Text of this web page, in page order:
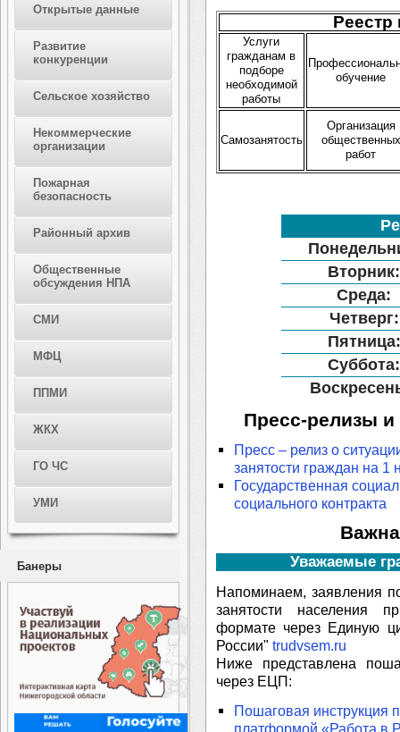
Открытые данные
Развитие
конкуренции
Сельское хозяйство
Некоммерческие
организации
Пожарная
безопасность
Районный архив
Общественные
обсуждения НПА
СМИ
МФЦ
ППМИ
ЖКХ
ГО ЧС
УМИ
Банеры
Реестр
Услуги
гражданам в
подборе
необходимой
работы
обучение
Самозанятость
Организация
общественных
работ
Вторник:
Среда:
Четверг:
Пятница:
Суббота:
Пресс-релизы
Пресс – релиз о
занятости граждан на 1
Государственная
социального контракта
Уважаемые
Напоминаем, заявления
занятости населения
формате через Единую
России" trudvsem.ru
Ниже представлена
через ЕЦП:
Пошаговая инструкция